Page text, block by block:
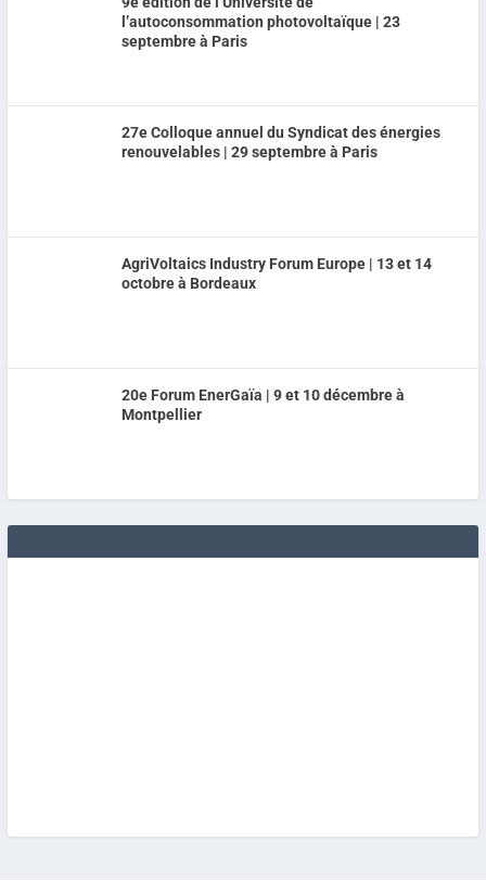
l’autoconsommation photovoltaïque | 23
septembre à Paris
27e Colloque annuel du Syndicat des énergies
renouvelables | 29 septembre à Paris
AgriVoltaics Industry Forum Europe | 13 et 14
octobre à Bordeaux
20e Forum EnerGaïa | 9 et 10 décembre à
Montpellier